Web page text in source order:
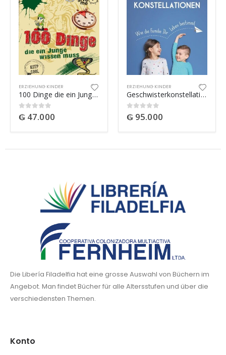
ERZIEHUNG KINDER
100 Dinge die ein Junge wissen muss
0out of 5
₲ 47.000
ERZIEHUNG KINDER
Geschwisterkonstellationen
0out of 5
₲ 95.000
Die Libería Filadelfia hat eine grosse Auswahl von Büchern im
Angebot. Man findet Bücher für alle Altersstufen und über die
verschiedensten Themen.
Konto